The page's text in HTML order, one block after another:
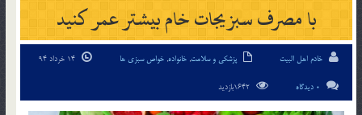
با مصرف سبزیجات خام بیشتر عمر کنید
خادم اهل البیت پزشکی و سلامت, خانواده, خواص سبزی ها
0 دیدگاه